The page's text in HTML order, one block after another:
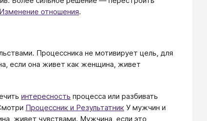
Изменение отношения.
Процессника не мотивирует цель, для
если она живет как женщина, живет
интересность процесса или разбивать
Процессник и Результатник У мужчин и
живет чувствами. Мужчина, если это